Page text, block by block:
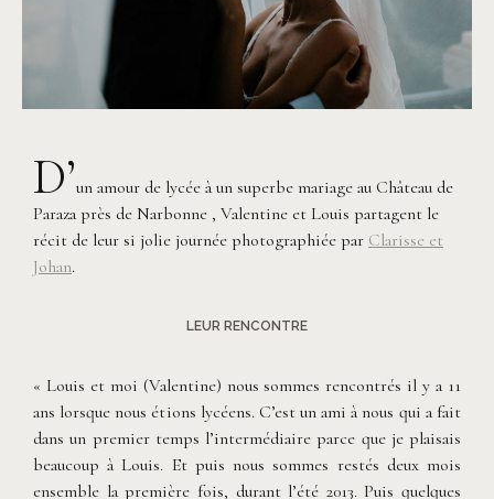
D’un amour de lycée à un superbe mariage au Château de
Paraza près de Narbonne , Valentine et Louis partagent le
récit de leur si jolie journée photographiée par Clarisse et
Johan.
LEUR RENCONTRE
« Louis et moi (Valentine) nous sommes rencontrés il y a 11
ans lorsque nous étions lycéens. C’est un ami à nous qui a fait
dans un premier temps l’intermédiaire parce que je plaisais
beaucoup à Louis. Et puis nous sommes restés deux mois
ensemble la première fois, durant l’été 2013. Puis quelques